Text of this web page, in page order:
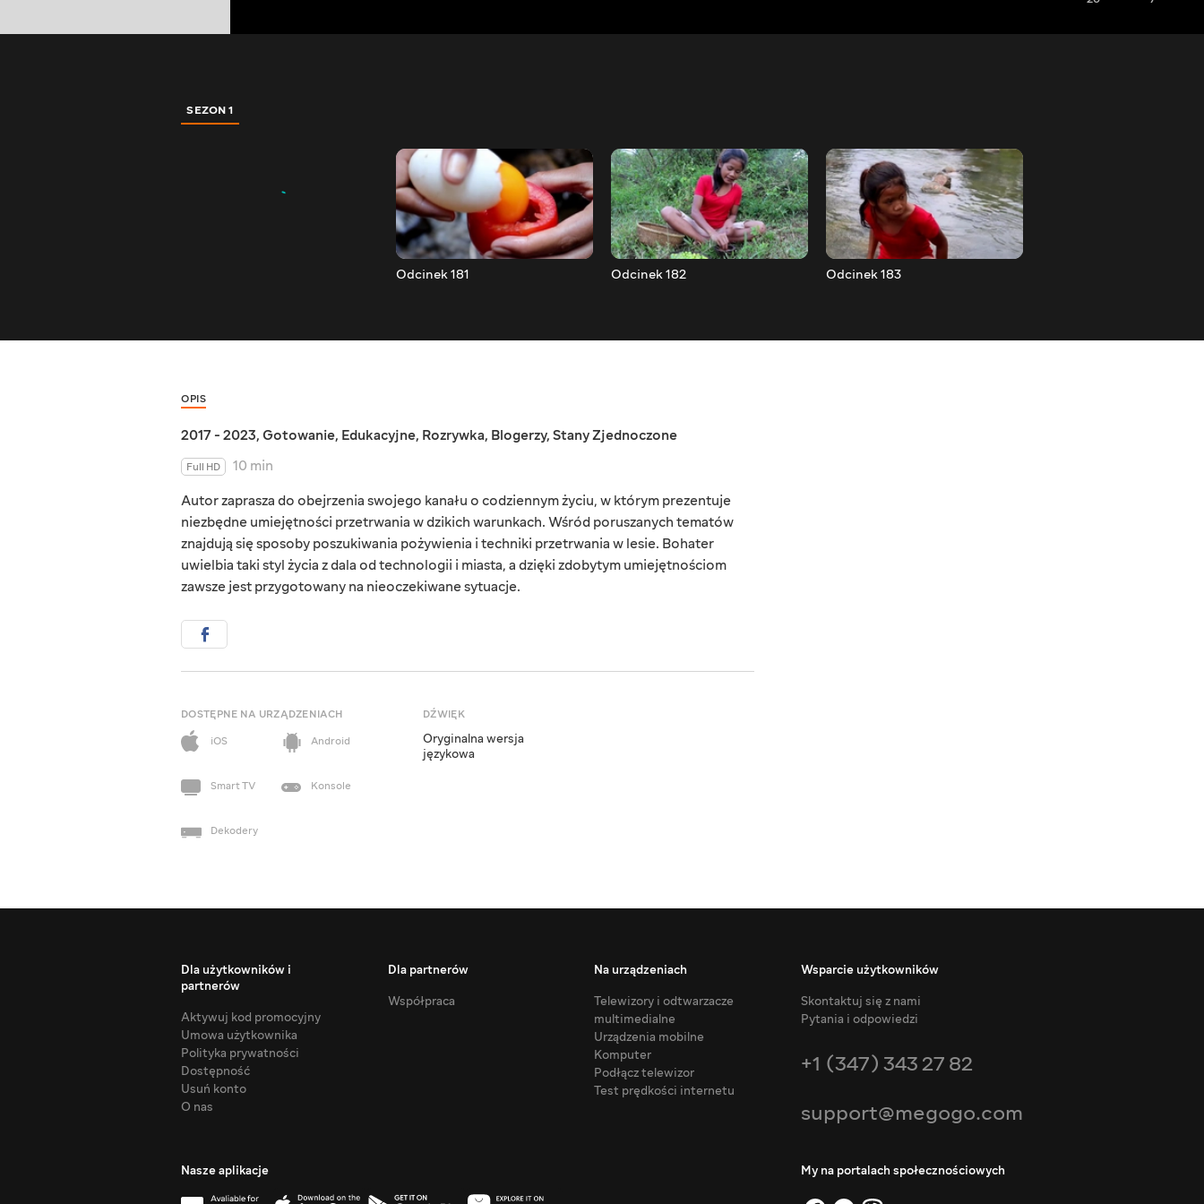
SEZON 1
Odcinek 181 Odcinek 182 Odcinek 183
OPIS
2017 - 2023, Gotowanie, Edukacyjne, Rozrywka, Blogerzy, Stany Zjednoczone
Full HD
10 min
Autor zaprasza do obejrzenia swojego kanału o codziennym życiu, w którym prezentuje
niezbędne umiejętności przetrwania w dzikich warunkach. Wśród poruszanych tematów
znajdują się sposoby poszukiwania pożywienia i techniki przetrwania w lesie. Bohater
uwielbia taki styl życia z dala od technologii i miasta, a dzięki zdobytym umiejętnościom
zawsze jest przygotowany na nieoczekiwane sytuacje.
DOSTĘPNE NA URZĄDZENIACH
iOS
Android
Smart TV Konsole
Dekodery
DŹWIĘK
Oryginalna wersja
językowa
Dla użytkowników i
partnerów
Aktywuj kod promocyjny
Umowa użytkownika
Polityka prywatności
Dostępność
Usuń konto
O nas
Dla partnerów
Współpraca
Na urządzeniach
Telewizory i odtwarzacze
multimedialne
Urządzenia mobilne
Komputer
Podłącz telewizor
Test prędkości internetu
Wsparcie użytkowników
Skontaktuj się z nami
Pytania i odpowiedzi
+1 (347) 343 27 82
support@megogo.com
Nasze aplikacje My na portalach społecznościowych